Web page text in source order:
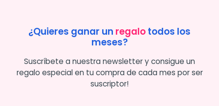
¿Quieres ganar un regalotodos los
meses?
Suscríbete a nuestra newsletter y consigue un
regalo especial en tu compra de cada mes por ser
suscriptor!